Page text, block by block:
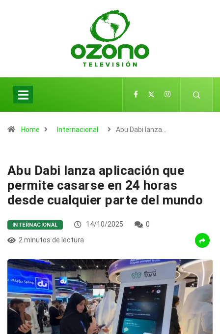
Home Internacional Abu Dabi lanza…
Abu Dabi lanza aplicación que
permite casarse en 24 horas
desde cualquier parte del mundo
INTERNACIONAL 14/10/2025
0
2 minutos de lectura